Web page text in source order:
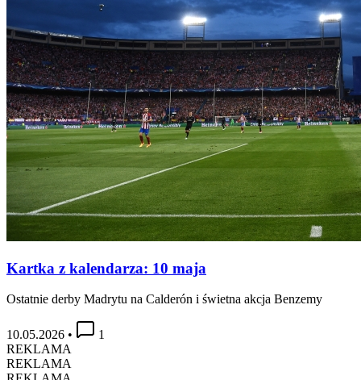
Kartka z kalendarza: 10 maja
Ostatnie derby Madrytu na Calderón i świetna akcja Benzemy
10.05.2026 •
1
REKLAMA
REKLAMA